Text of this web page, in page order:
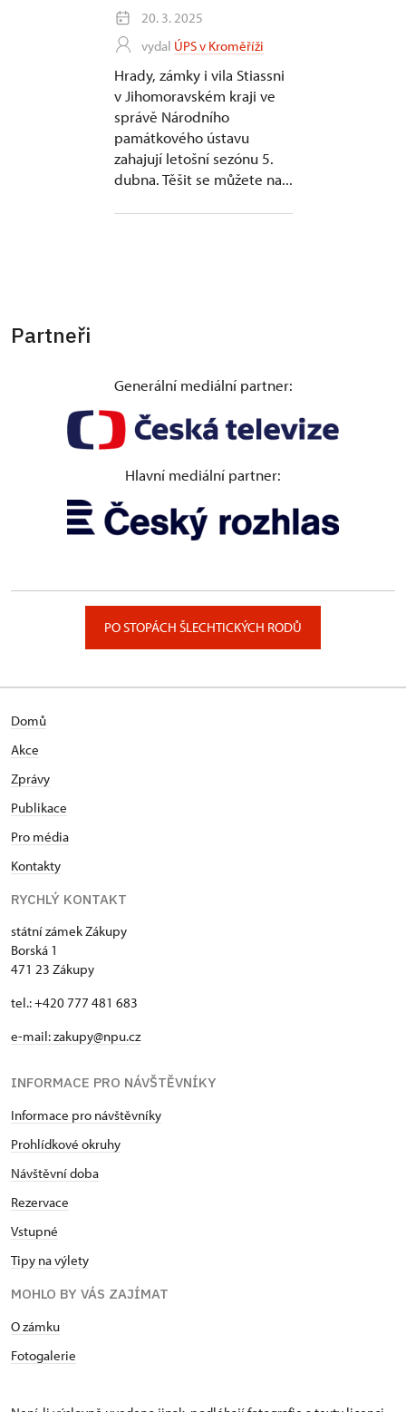
20. 3. 2025
vydal ÚPS v Kroměříži
Hrady, zámky i vila Stiassni
v Jihomoravském kraji ve
správě Národního
památkového ústavu
zahajují letošní sezónu 5.
dubna. Těšit se můžete na...
Partneři
Generální mediální partner:
Hlavní mediální partner:
PO STOPÁCH ŠLECHTICKÝCH RODŮ
Domů
Akce
Zprávy
Publikace
Pro média
Kontakty
RYCHLÝ KONTAKT
státní zámek Zákupy
Borská 1
471 23 Zákupy
tel.: +420 777 481 683
e-mail: zakupy@npu.cz
INFORMACE PRO NÁVŠTĚVNÍKY
Informace pro návštěvníky
Prohlídkové okruhy
Návštěvní doba
Rezervace
Vstupné
Tipy na výlety
MOHLO BY VÁS ZAJÍMAT
O zámku
Fotogalerie